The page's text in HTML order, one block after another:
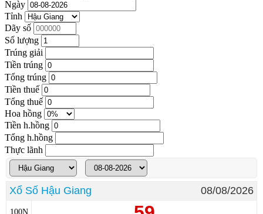
Ngày
Tỉnh
Dãy số
Số lượng
Trúng giải
Tiền trúng
Tổng trúng
Tiền thuế
Tổng thuế
Hoa hồng
Tiền h.hồng
Tổng h.hồng
Thực lãnh